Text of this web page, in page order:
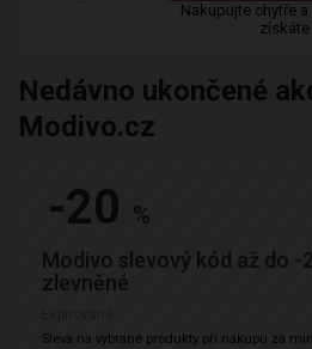
Nakupujte chytře
získáte
Nedávno ukončené
Modivo.cz
-20 %
Modivo slevový kód až do -
zlevněné
Sleva na vybrané produkty při nákupu za